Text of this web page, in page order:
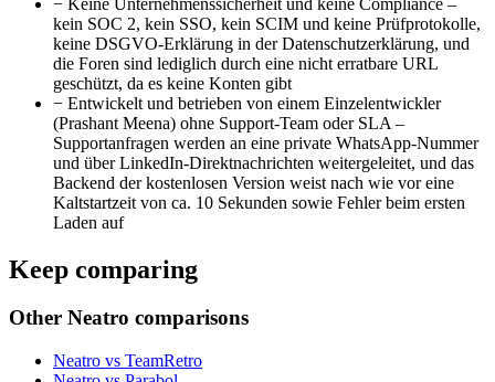
kein SOC 2, kein SSO, kein SCIM und keine Prüfprotokolle,
keine DSGVO-Erklärung in der Datenschutzerklärung, und
die Foren sind lediglich durch eine nicht erratbare URL
geschützt, da es keine Konten gibt
− Entwickelt und betrieben von einem Einzelentwickler
(Prashant Meena) ohne Support-Team oder SLA –
Supportanfragen werden an eine private WhatsApp-Nummer
und über LinkedIn-Direktnachrichten weitergeleitet, und das
Backend der kostenlosen Version weist nach wie vor eine
Kaltstartzeit von ca. 10 Sekunden sowie Fehler beim ersten
Laden auf
Keep comparing
Other Neatro comparisons
Neatro vs TeamRetro